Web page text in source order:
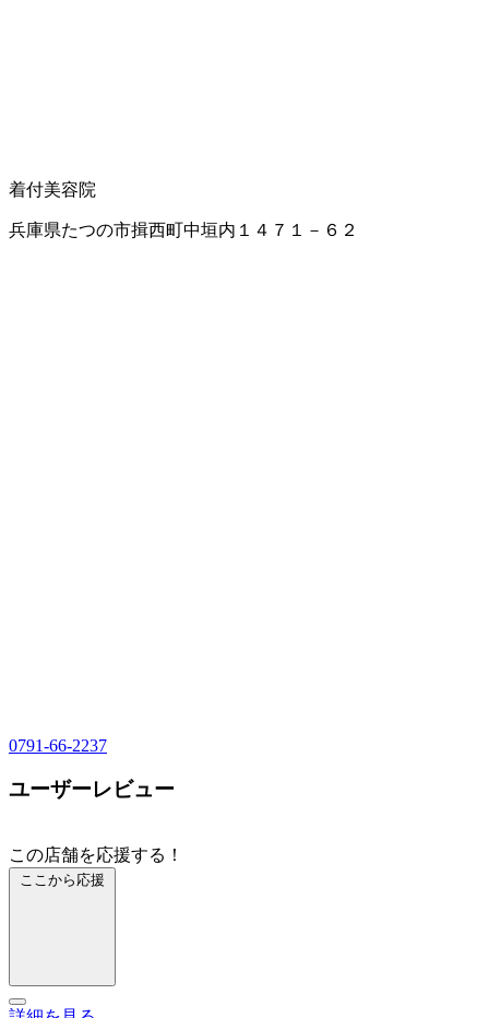
着付美容院
兵庫県たつの市揖西町中垣内１４７１－６２
0791-66-2237
ユーザーレビュー
この店舗を応援する！
ここから応援